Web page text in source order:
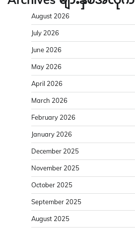
August 2026
July 2026
June 2026
May 2026
April 2026
March 2026
February 2026
January 2026
December 2025
November 2025
October 2025
September 2025
August 2025